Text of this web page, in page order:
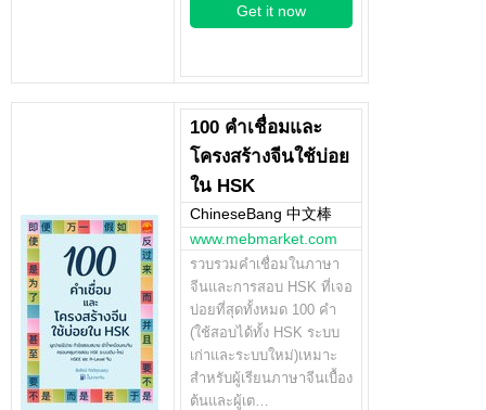
Get it now
100 คำเชื่อมและ
โครงสร้างจีนใช้บ่อย
ใน HSK
ChineseBang 中文棒
www.mebmarket.com
รวบรวมคำเชื่อมในภาษา
จีนและการสอบ HSK ที่เจอ
บ่อยที่สุดทั้งหมด 100 คำ
(ใช้สอบได้ทั้ง HSK ระบบ
เก่าและระบบใหม่)เหมาะ
สำหรับผู้เรียนภาษาจีนเบื้อง
ต้นและผู้เต…